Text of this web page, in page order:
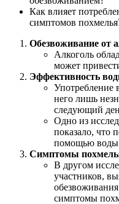
Как влияет
симптомов
Обезвоживание от
Алкоголь
может
Эффективность
Употребление
него лишь
следующий
Одно из
показало, что
помощью воды
Симптомы
В другом
участников,
симптомы